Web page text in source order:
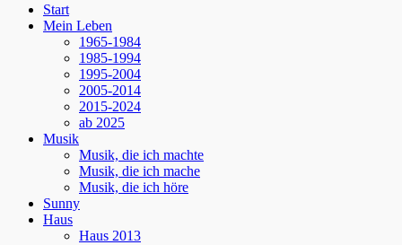
oben
scrollen
Start
Mein Leben
1965-1984
1985-1994
1995-2004
2005-2014
2015-2024
ab 2025
Musik
Musik, die ich machte
Musik, die ich mache
Musik, die ich höre
Sunny
Haus
Haus 2013